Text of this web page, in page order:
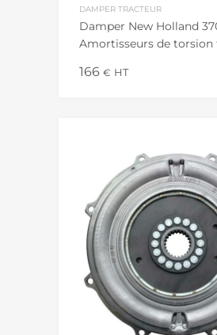
DAMPER TRACTEUR
Damper New Holland
Amortisseurs de torsion
166 € HT